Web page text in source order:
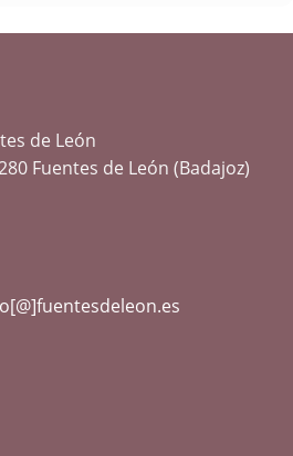
de León
Fuentes de León (Badajoz)